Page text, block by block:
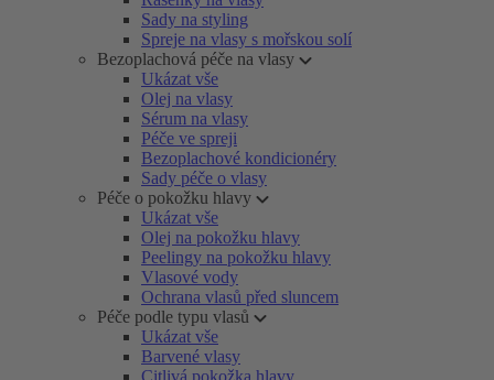
Sady na styling
Spreje na vlasy s mořskou solí
Bezoplachová péče na vlasy
Ukázat vše
Olej na vlasy
Sérum na vlasy
Péče ve spreji
Bezoplachové kondicionéry
Sady péče o vlasy
Péče o pokožku hlavy
Ukázat vše
Olej na pokožku hlavy
Peelingy na pokožku hlavy
Vlasové vody
Ochrana vlasů před sluncem
Péče podle typu vlasů
Ukázat vše
Barvené vlasy
Citlivá pokožka hlavy